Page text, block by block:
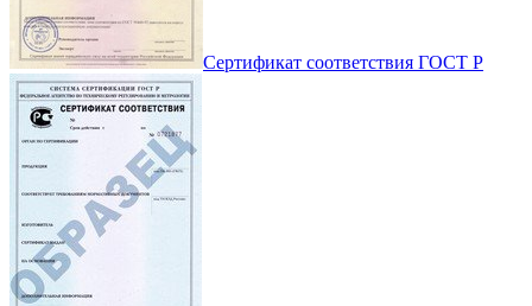
Сертификат соответствия ГОСТ Р